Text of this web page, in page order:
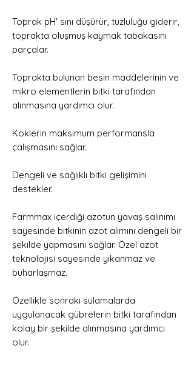
Toprak pH' sını düşürür, tuzluluğu giderir,
toprakta oluşmuş kaymak tabakasını
parçalar.
Toprakta bulunan besin maddelerinin ve
mikro elementlerin bitki tarafından
alınmasına yardımcı olur.
Köklerin maksimum performansla
çalışmasını sağlar.
Dengeli ve sağlıklı bitki gelişimini
destekler.
Farmmax içerdiği azotun yavaş salınımı
sayesinde bitkinin azot alımını dengeli bir
şekilde yapmasını sağlar. Özel azot
teknolojisi sayesinde yıkanmaz ve
buharlaşmaz.
Özellikle sonraki sulamalarda
uygulanacak gübrelerin bitki tarafından
kolay bir şekilde alınmasına yardımcı
olur.